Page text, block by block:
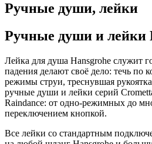
Ручные души, лейки
Ручные души и лейки
Лейка для душа Hansgrohe служит
падения делают своё дело: течь по
режимы струи, треснувшая
ручные души и лейки серий
Raindance: от одно-режимных до
переключением кнопкой.
Все лейки со стандартным